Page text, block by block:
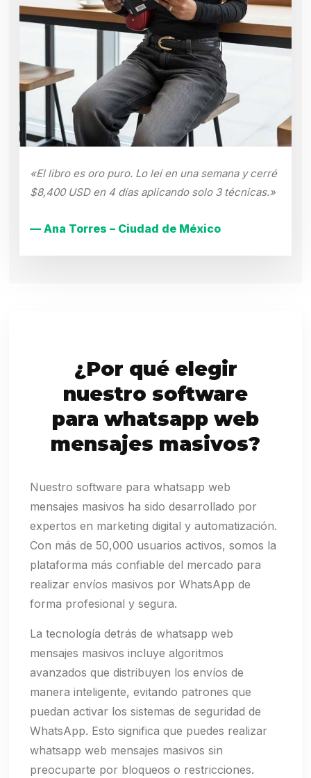
«El libro es oro puro. Lo leí en una semana y cerré
$8,400 USD en 4 días aplicando solo 3 técnicas.»
— Ana Torres – Ciudad de México
¿Por qué elegir
nuestro software
para whatsapp web
mensajes masivos?
Nuestro software para whatsapp web
mensajes masivos ha sido desarrollado por
expertos en marketing digital y automatización.
Con más de 50,000 usuarios activos, somos la
plataforma más confiable del mercado para
realizar envíos masivos por WhatsApp de
forma profesional y segura.
La tecnología detrás de whatsapp web
mensajes masivos incluye algoritmos
avanzados que distribuyen los envíos de
manera inteligente, evitando patrones que
puedan activar los sistemas de seguridad de
WhatsApp. Esto significa que puedes realizar
whatsapp web mensajes masivos sin
preocuparte por bloqueos o restricciones.